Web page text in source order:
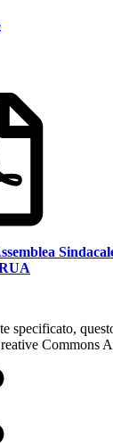
specificato,
Commons